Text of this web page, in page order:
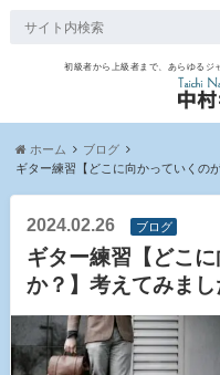
初級者から上級者まで、あらゆるジ
ホーム
ブログ
ギター練習【どこに向かっていくの
2024.02.26 ブログ
ギター練習【どこ
か？】考えてみまし